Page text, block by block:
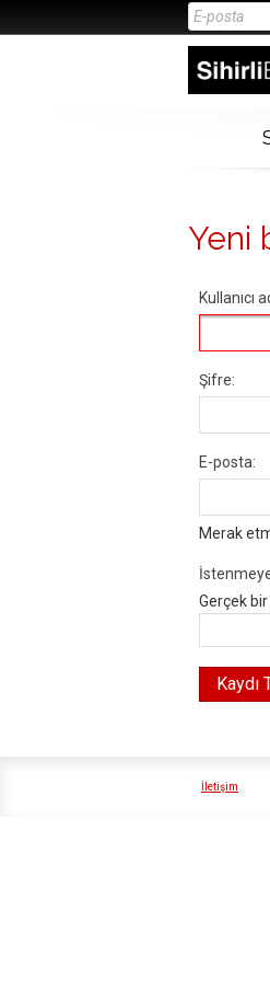
Yeni
Kullanıcı
Şifre:
E-posta:
Merak
Gerçek
İletişim